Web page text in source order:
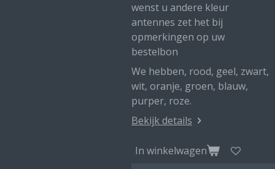
wenst u andere kleur
antennes zet het bij
opmerkingen op uw
bestelbon
We hebben, rood, geel, zwart,
wit, oranje, groen, blauw,
purper, roze.
Bekijk details
In winkelwagen